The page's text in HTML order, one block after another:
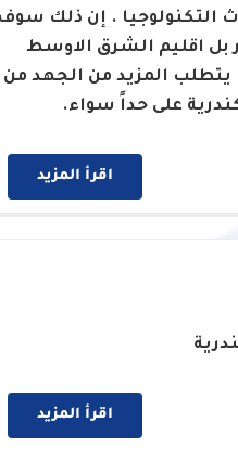
التكنولوجيا . إن ذلك
بل اقليم الشرق الاوسط
المزيد من الجهد من
على حداً سواء.
اقرأ المزيد
اقرأ المزيد